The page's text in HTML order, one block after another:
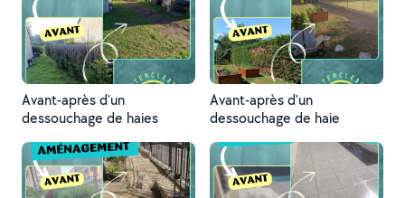
Avant-après d'un
dessouchage de haies
Avant-après d'un
dessouchage de haie